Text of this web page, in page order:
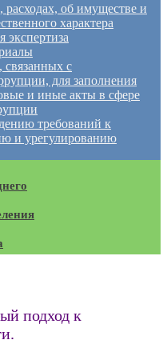
расходах, об имуществе и
характера
экспертиза
с
для заполнения
и иные акты в сфере
требований к
и урегулированию
подход к